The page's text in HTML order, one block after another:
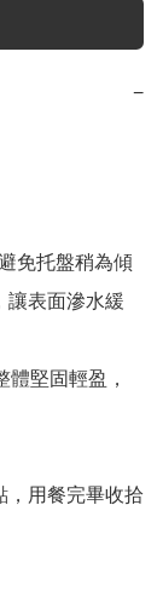
−
免托盤稍為傾
讓表面滲水緩
堅固輕盈，
，用餐完畢收拾